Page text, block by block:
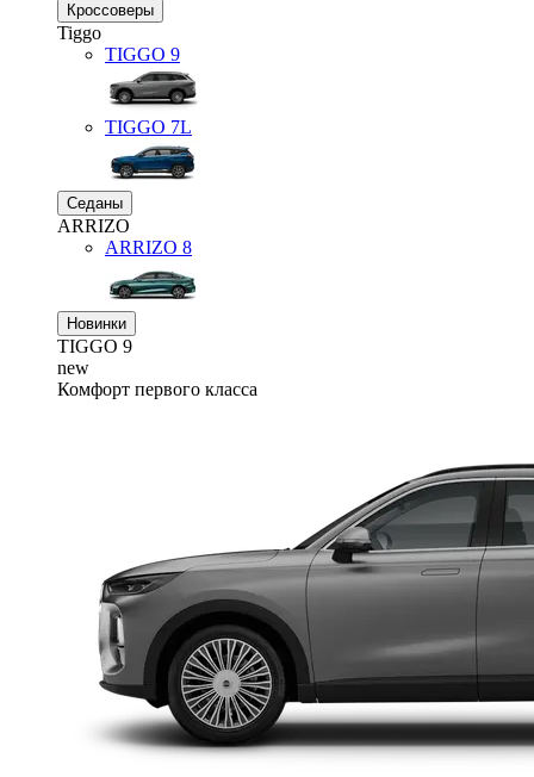
Кроссоверы
Tiggo
TIGGO 9
TIGGO 7L
Седаны
ARRIZO
ARRIZO 8
Новинки
TIGGO 9
new
Комфорт первого класса